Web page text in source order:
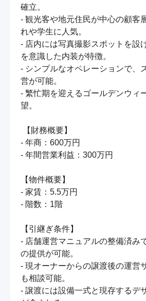
確立。
- 観光客や地元住民が中心の顧客
れや学生に人気。
- 店内には写真撮影スポットを設
を意識した内装が特徴。
- シンプルなオペレーションで、
営が可能。
- 繁忙期を迎えるゴールデンウィ
望。
- 年商：600万円
- 年間営業利益：300万円
【物件概要】
- 家賃：5.5万円
- 階数：1階
【引継ぎ条件】
- 店舗運営マニュアルの整備済み
の提供が可能。
- 現オーナーからの譲渡後の運営
も相談可能。
- 譲渡には設備一式と現存するデ